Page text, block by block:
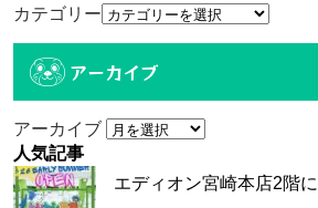
カテゴリー
アーカイブ
アーカイブ
人気記事
エディオン宮崎本店2階に